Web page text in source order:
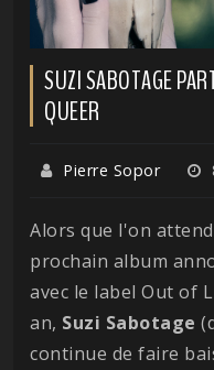
SUZI SABOTAGE
QUEER
Pierre Sopor
Alors que l'on
prochain album
avec le label Out of
an, Suzi Sabotage
continue de faire